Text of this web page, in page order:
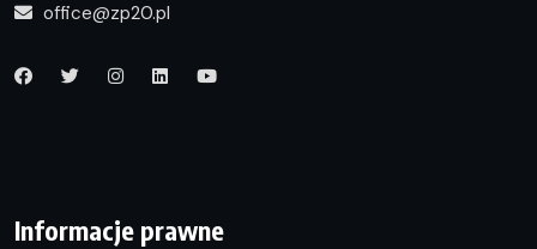
office@zp20.pl
Informacje prawne